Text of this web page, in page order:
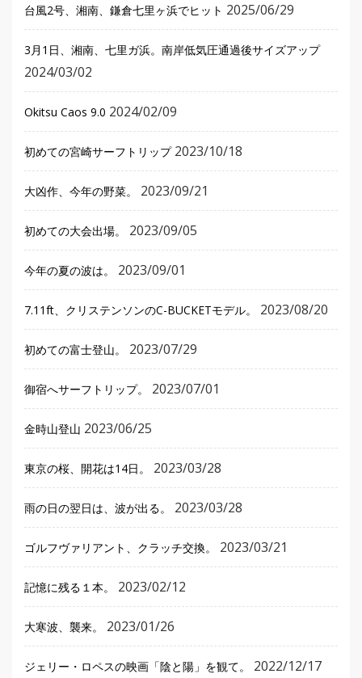
台風2号、湘南、鎌倉七里ヶ浜でヒット 2025/06/29
3月1日、湘南、七里ガ浜。南岸低気圧通過後サイズアップ
2024/03/02
Okitsu Caos 9.0 2024/02/09
初めての宮崎サーフトリップ 2023/10/18
大凶作、今年の野菜。 2023/09/21
初めての大会出場。 2023/09/05
今年の夏の波は。 2023/09/01
7.11ft、クリステンソンのC-BUCKETモデル。 2023/08/20
初めての富士登山。 2023/07/29
御宿へサーフトリップ。 2023/07/01
金時山登山 2023/06/25
東京の桜、開花は14日。 2023/03/28
雨の日の翌日は、波が出る。 2023/03/28
ゴルフヴァリアント、クラッチ交換。 2023/03/21
記憶に残る１本。 2023/02/12
大寒波、襲来。 2023/01/26
ジェリー・ロペスの映画「陰と陽」を観て。 2022/12/17